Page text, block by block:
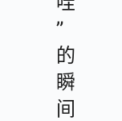
”
的
瞬
间